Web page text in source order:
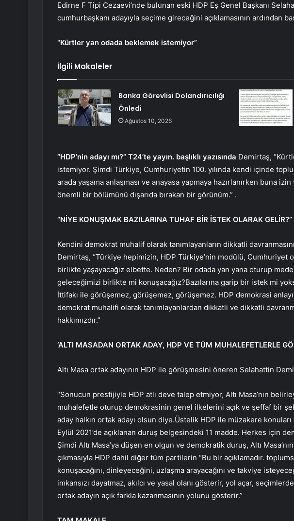
Edirne F Tipi Cezaevi’nde bulunan eski HDP Eş Genel Başkanı
cumhurbaşkanı adayıyla seçime gireceğini açıklamasının ardından
“Kürtler yan odada beklemek istemiyor”
İlgili Makaleler
Banka Görevlisi Dolandırıcılığı
Önledi
Ağustos 10, 2026
“HDP’nin adayı mı?” T24’te yayın. başlıklı yazısında Demirtaş,
istemiyor. Şimdi Türkiye, Cumhuriyetin 100. yılında kendi içinde
arada yaşama anlaşması ve anayasa yapmaya hazırlanırken buna
önemli bir bölümünü dışarıda bırakan bir görünüm.” .
“NİYE KONUŞMAK BAZILARINA TUHAF BİR İSTEK OLARAK GELİR?”
Kendini demokrat muhalif olarak tanımlayanların dikkatli
Demirtaş, “Türkiye hepimizin, HDP Türkiye’nin modülü,
birlikte yaşayacağız elbette. Neden? Bir odada yan yana oturup
geleceğimizi birlikte mi konuşacağız?Bazılarına garip bir istek mi
İttifakı ile görüşemez, görüşemez, görüşemez. HDP demokrasi
demokrat muhalifi olarak tanımlayanlardan dikkatli ve dikkatli
hakkımızdır.”
‘ALTI MASADAN ORTAK ADAY, HDP VE TÜM MUHALEFETLERLE
Altı Masa ortak adayının HDP ile görüşmesini öneren Selahattin
“Sonucun prestijiyle HDP atlı deve talep etmiyor, Altı Masa’nın
muhalefetle oturup demokrasinin genel ilkelerini açık ve şeffaf bir
aday halkın ortak adayı olsun diye.Üstelik HDP ile müzakere
Eylül 2021’de açıklanan duruş belgesindeki 11 madde. Herkes için
Şimdi Altı Masa’ya düşen en olgun ve demokratik duruş, Altı
çıkmasıyla HDP dahil diğer tüm partilerin “Bu bir açıklamadır.
konuşacağını, dinleyeceğini, uzlaşma arayacağını ve takviye
imkansızı dayatmaz, akılcı ve yasal olanı gösterir, yol açar,
ortak adayın açık farkla kazanmasının yolunu gösterir.”